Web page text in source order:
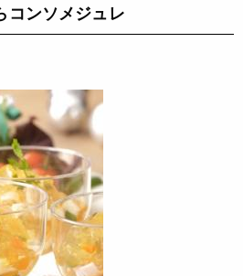
コンソメジュレ